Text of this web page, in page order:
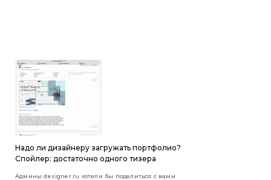
Надо ли дизайнеру загружать портфолио?
Спойлер: достаточно одного тизера
Админы designer.ru хотели бы поделиться с вами